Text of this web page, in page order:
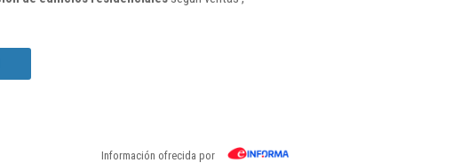
Información ofrecida por